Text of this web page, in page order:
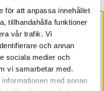
för att anpassa innehållet
tillhandahålla funktioner
vår trafik. Vi
och annan
sociala medier och
vi samarbetar med.
med annan